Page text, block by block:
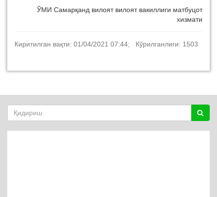
ЎМИ Самарқанд вилоят вилоят вакиллиги матбуцот
хизмати
Киритилган вақти: 01/04/2021 07:44; Кўрилганлиги: 1503